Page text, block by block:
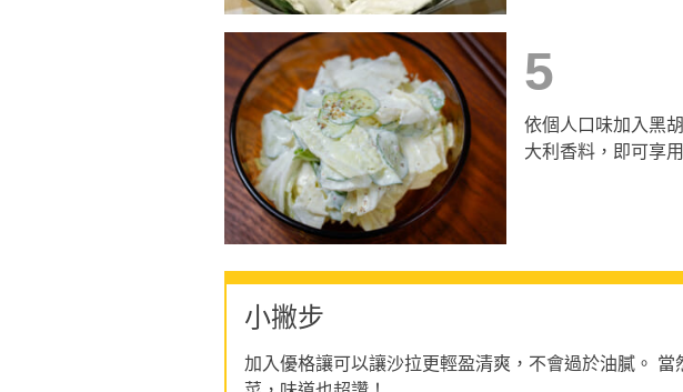
5
依個人口味加入黑
大利香料，即可享用
小撇步
加入優格讓可以讓沙拉更輕盈清爽，不會過於油膩。 當